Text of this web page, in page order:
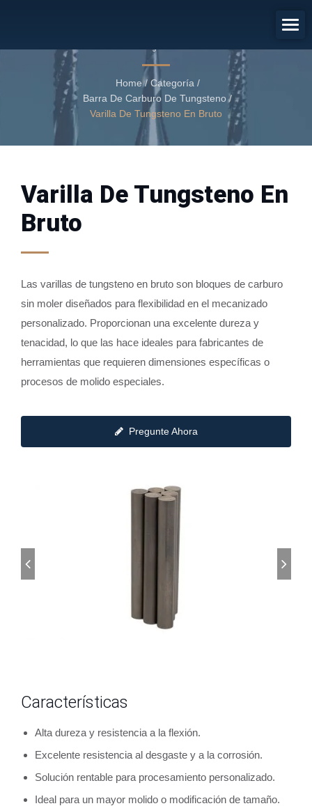
Home / Categoría /
Barra De Carburo De Tungsteno /
Varilla De Tungsteno En Bruto
Varilla De Tungsteno En
Bruto
Las varillas de tungsteno en bruto son bloques de carburo
sin moler diseñados para flexibilidad en el mecanizado
personalizado. Proporcionan una excelente dureza y
tenacidad, lo que las hace ideales para fabricantes de
herramientas que requieren dimensiones específicas o
procesos de molido especiales.
Pregunte Ahora
Características
Alta dureza y resistencia a la flexión.
Excelente resistencia al desgaste y a la corrosión.
Solución rentable para procesamiento personalizado.
Ideal para un mayor molido o modificación de tamaño.